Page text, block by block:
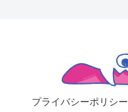
プライバシーポリシー